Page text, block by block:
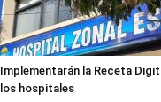
Implementarán la Receta
los hospitales